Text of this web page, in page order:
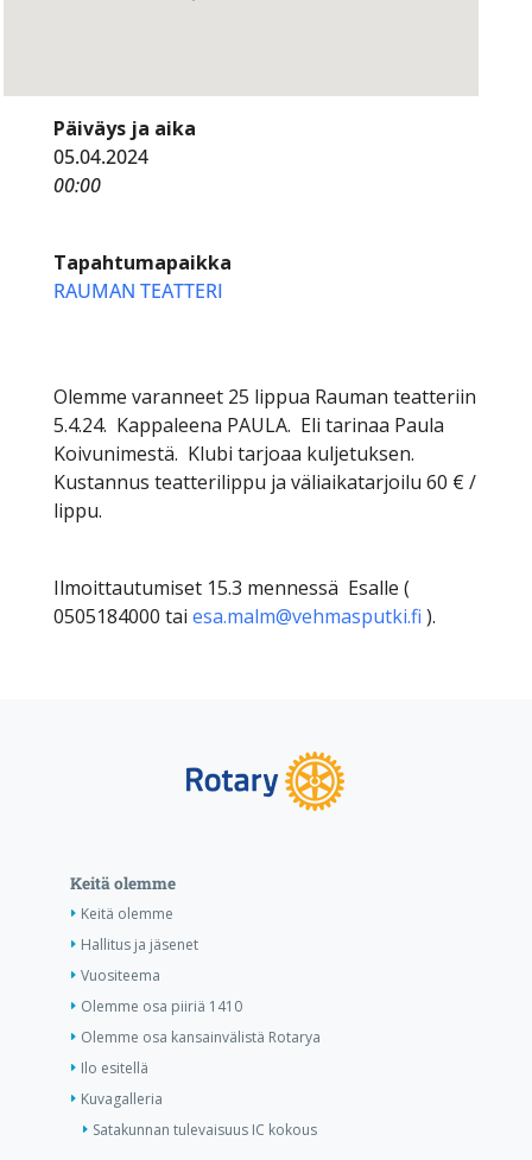
Päiväys ja aika
05.04.2024
00:00
Tapahtumapaikka
RAUMAN TEATTERI
Olemme varanneet 25 lippua Rauman teatteriin
5.4.24. Kappaleena PAULA. Eli tarinaa Paula
Koivunimestä. Klubi tarjoaa kuljetuksen.
Kustannus teatterilippu ja väliaikatarjoilu 60 € /
lippu.
Ilmoittautumiset 15.3 mennessä Esalle (
0505184000 tai esa.malm@vehmasputki.fi ).
Keitä olemme
Keitä olemme
Hallitus ja jäsenet
Vuositeema
Olemme osa piiriä 1410
Olemme osa kansainvälistä Rotarya
Ilo esitellä
Kuvagalleria
Satakunnan tulevaisuus IC kokous